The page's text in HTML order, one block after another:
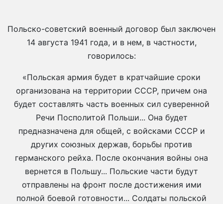
Польско-советский военный договор был заключен
14 августа 1941 года, и в нем, в частности,
говорилось:
«Польская армия будет в кратчайшие сроки
организована на территории СССР, причем она
будет составлять часть военных сил суверенной
Речи Посполитой Польши... Она будет
предназначена для общей, с войсками СССР и
других союзных держав, борьбы против
германского рейха. После окончания войны она
вернется в Польшу... Польские части будут
отправлены на фронт после достижения ими
полной боевой готовности... Солдаты польской